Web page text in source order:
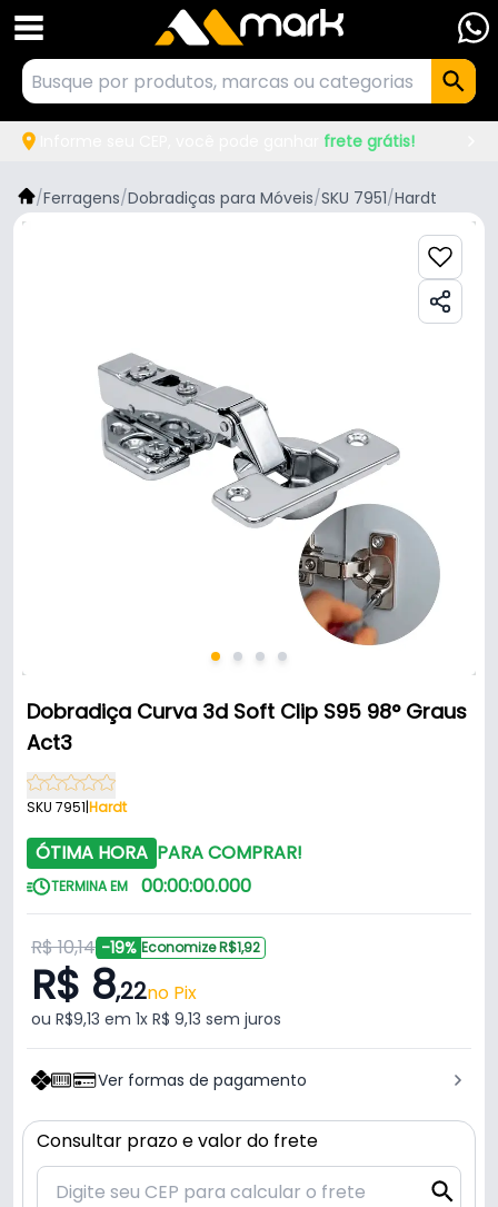
frete grátis!
/Ferragens/Dobradiças para Móveis/SKU 7951/Hardt
Dobradiça Curva 3d Soft Clip S95 98° Graus
Act3
SKU 7951|Hardt
ÓTIMA HORA PARA COMPRAR!
TERMINA EM 00:00:00.000
R$ 10,14 -19% Economize R$1,92
R$ 8,22no Pix
ou R$9,13 em 1x R$ 9,13 sem juros
Ver formas de pagamento
Consultar prazo e valor do frete